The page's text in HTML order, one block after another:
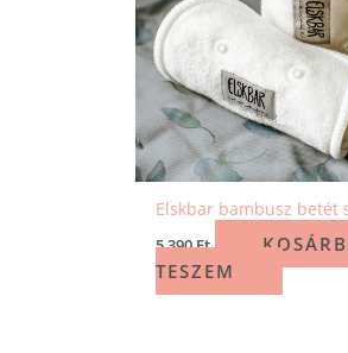
Elskbar bambusz betét
5 390Ft
TESZEM